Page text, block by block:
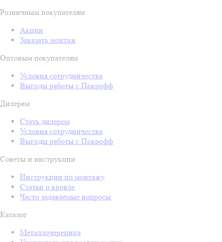
Розничным покупателям
Акции
Заказать монтаж
Оптовым покупателям
Условия сотрудничества
Выгоды работы с Покрофф
Дилерам
Стать дилером
Условия сотрудничества
Выгоды работы с Покрофф
Советы и инструкции
Инструкции по монтажу
Статьи о кровле
Часто задаваемые вопросы
Каталог
Металлочерепица